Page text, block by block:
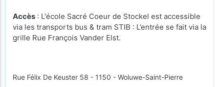
Accès : L'école Sacré Coeur de Stockel est accessible
via les transports bus & tram STIB : L’entrée se fait via la
grille Rue François Vander Elst.
Rue Félix De Keuster 58 - 1150 - Woluwe-Saint-Pierre